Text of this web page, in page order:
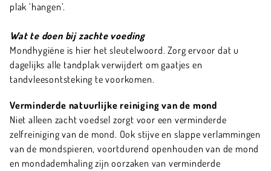
plak ‘hangen’.
Wat te doen bij zachte voeding
Mondhygiëne is hier het sleutelwoord. Zorg ervoor dat u
dagelijks alle tandplak verwijdert om gaatjes en
tandvleesontsteking te voorkomen.
Verminderde natuurlijke reiniging van de mond
Niet alleen zacht voedsel zorgt voor een verminderde
zelfreiniging van de mond. Ook stijve en slappe verlammingen
van de mondspieren, voortdurend openhouden van de mond
en mondademhaling zijn oorzaken van verminderde